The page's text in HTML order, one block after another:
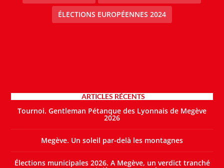
ÉLECTIONS EUROPÉENNES 2024
ARTICLES RÉCENTS
Tournoi. Gentleman Pétanque des Lyonnais de Megève
2026
Megève. Un soleil par-delà les montagnes
Élections municipales 2026. A Megève, un verdict tranché